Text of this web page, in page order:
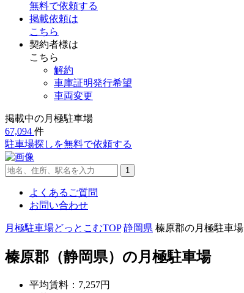
無料で依頼する
掲載依頼は
こちら
契約者様は
こちら
解約
車庫証明発行希望
車両変更
掲載中の月極駐車場
67,094 件
駐車場探し を無料で依頼する
よくあるご質問
お問い合わせ
月極駐車場どっとこむTOP 静岡県 榛原郡の月極駐車場
榛原郡（静岡県） の月極駐車場
平均賃料： 7,257円